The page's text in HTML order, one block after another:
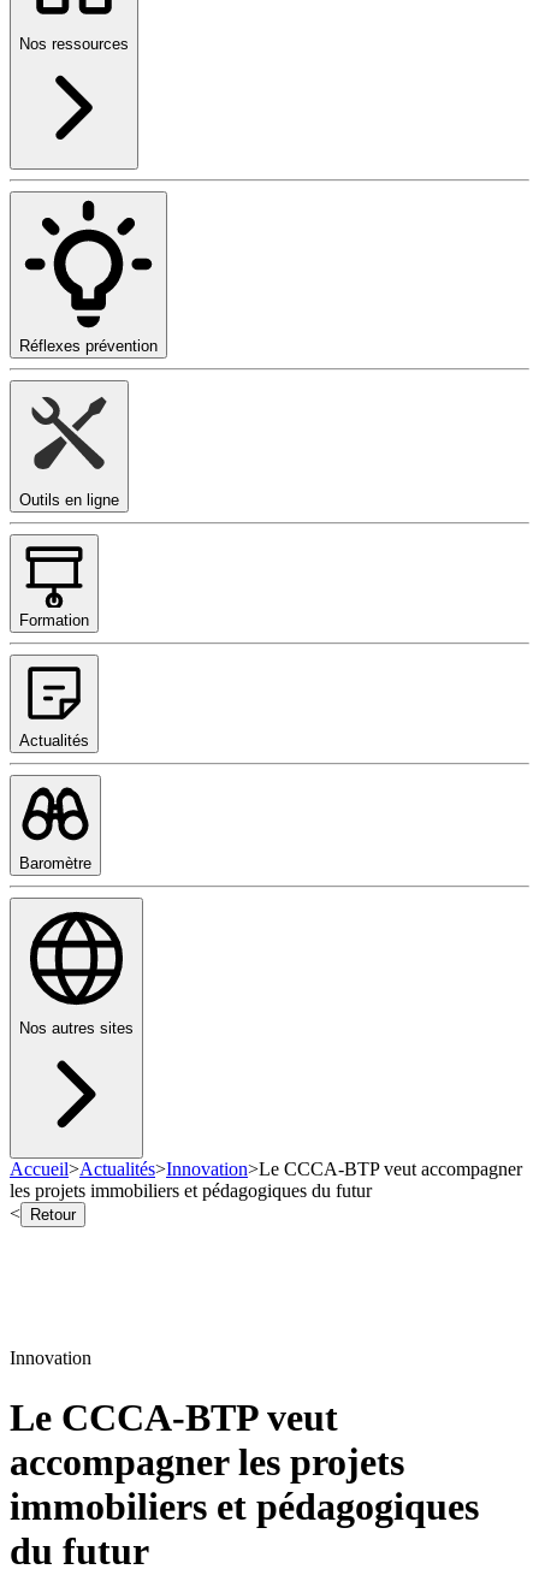
Nos ressources
Réflexes prévention
Outils en ligne
Formation
Actualités
Baromètre
Nos autres sites
Accueil>Actualités>Innovation>Le CCCA-BTP veut accompagner
les projets immobiliers et pédagogiques du futur
<
Retour
Innovation
Le CCCA-BTP veut
accompagner les projets
immobiliers et pédagogiques
du futur